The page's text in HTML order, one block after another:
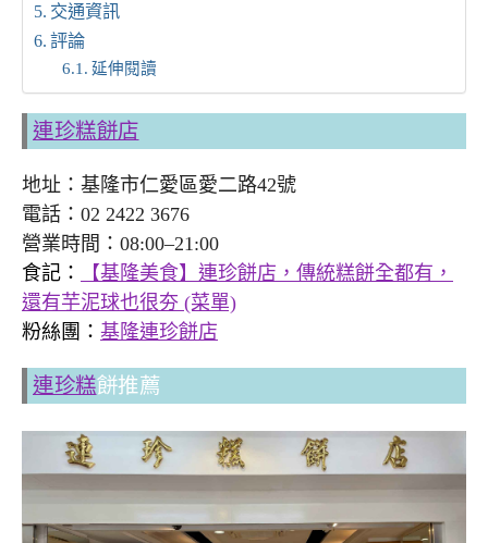
交通資訊
評論
延伸閱讀
連珍糕餅店
地址：基隆市仁愛區愛二路42號
電話：02 2422 3676
營業時間：08:00–21:00
食記：
【基隆美食】連珍餅店，傳統糕餅全都有，
還有芋泥球也很夯 (菜單)
粉絲團： 基隆連珍餅店
連珍糕餅推薦